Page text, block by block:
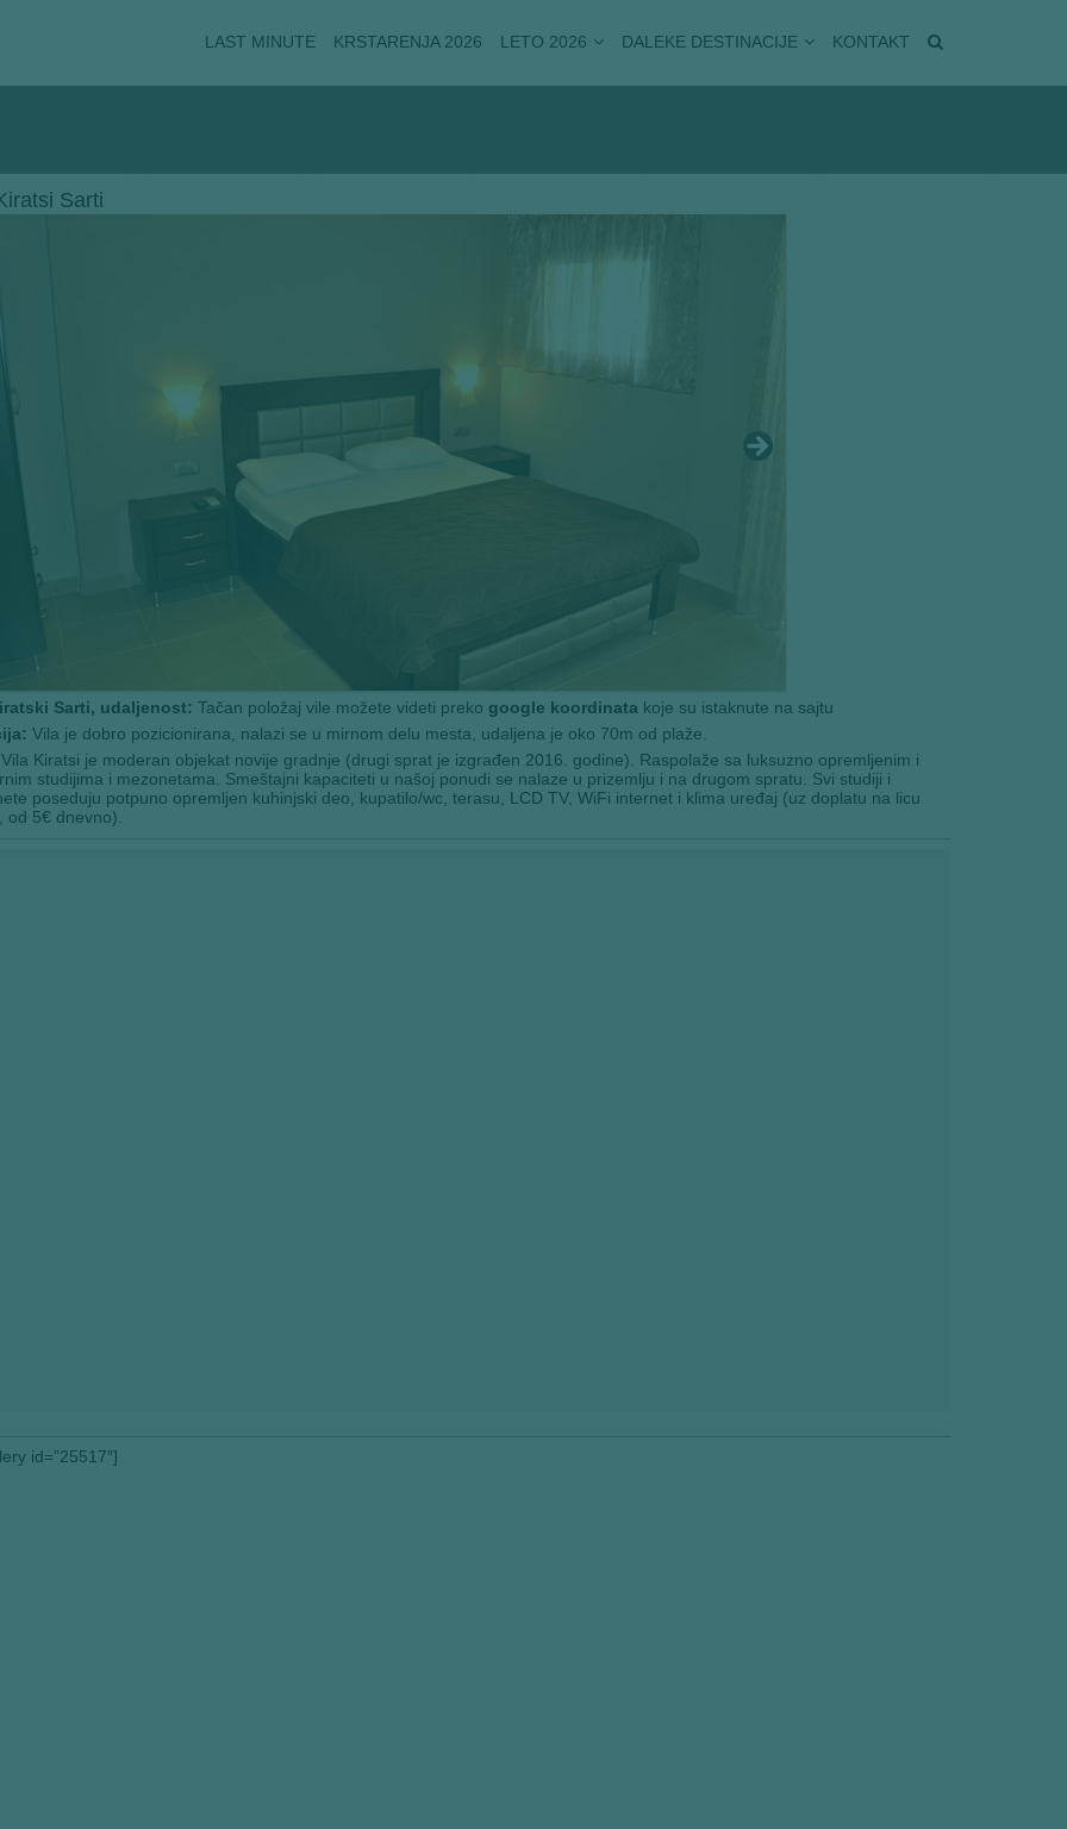
LAST MINUTE KRSTARENJA 2026 LETO 2026 DALEKE DESTINACIJE KONTAKT
Sarti
Sarti, udaljenost: Tačan položaj vile možete videti preko google koordinata koje su istaknute na sajtu
Vila je dobro pozicionirana, nalazi se u mirnom delu mesta, udaljena je oko 70m od plaže.
Vila Kiratsi je moderan objekat novije gradnje (drugi sprat je izgrađen 2016. godine). Raspolaže sa luksuzno opremljenim i
studijima i mezonetama. Smeštajni kapaciteti u našoj ponudi se nalaze u prizemlju i na drugom spratu. Svi studiji i
poseduju potpuno opremljen kuhinjski deo, kupatilo/wc, terasu, LCD TV, WiFi internet i klima uređaj (uz doplatu na licu
od 5€ dnevno).
id=”25517″]